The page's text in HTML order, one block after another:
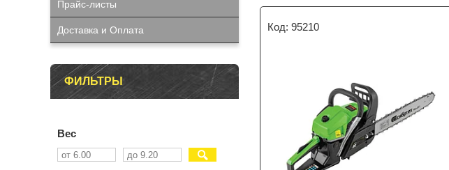
95210
Прайс-листы
Доставка и Оплата
ФИЛЬТРЫ
Вес